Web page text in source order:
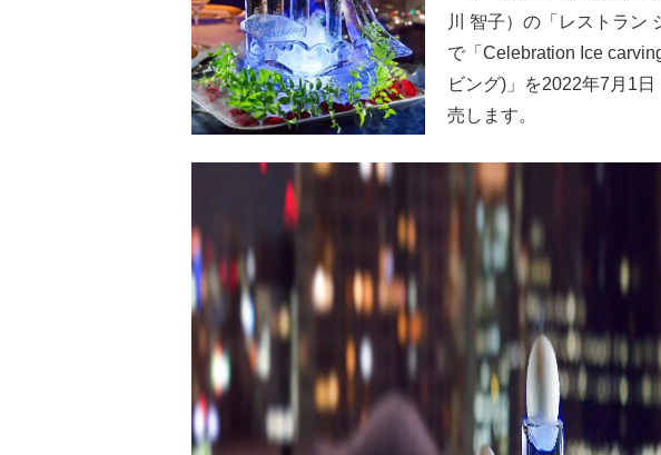
川 智子）の「レストラン
で「Celebration Ice
ビング)」を2022年7月1
売します。